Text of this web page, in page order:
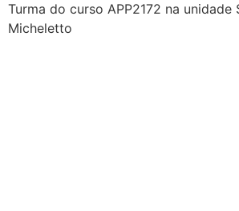
Turma do curso APP2172 na unidade
Micheletto